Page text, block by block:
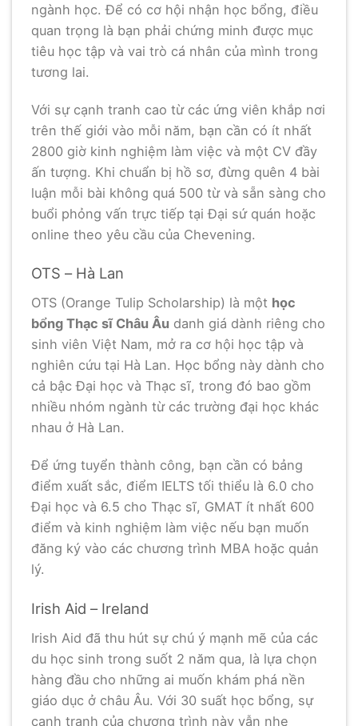
ngành học. Để có cơ hội nhận học bổng, điều
quan trọng là bạn phải chứng minh được mục
tiêu học tập và vai trò cá nhân của mình trong
tương lai.
Với sự cạnh tranh cao từ các ứng viên khắp nơi
trên thế giới vào mỗi năm, bạn cần có ít nhất
2800 giờ kinh nghiệm làm việc và một CV đầy
ấn tượng. Khi chuẩn bị hồ sơ, đừng quên 4 bài
luận mỗi bài không quá 500 từ và sẵn sàng cho
buổi phỏng vấn trực tiếp tại Đại sứ quán hoặc
online theo yêu cầu của Chevening.
OTS – Hà Lan
OTS (Orange Tulip Scholarship) là một học
bổng Thạc sĩ Châu Âu danh giá dành riêng cho
sinh viên Việt Nam, mở ra cơ hội học tập và
nghiên cứu tại Hà Lan. Học bổng này dành cho
cả bậc Đại học và Thạc sĩ, trong đó bao gồm
nhiều nhóm ngành từ các trường đại học khác
nhau ở Hà Lan.
Để ứng tuyển thành công, bạn cần có bảng
điểm xuất sắc, điểm IELTS tối thiểu là 6.0 cho
Đại học và 6.5 cho Thạc sĩ, GMAT ít nhất 600
điểm và kinh nghiệm làm việc nếu bạn muốn
đăng ký vào các chương trình MBA hoặc quản
lý.
Irish Aid – Ireland
Irish Aid đã thu hút sự chú ý mạnh mẽ của các
du học sinh trong suốt 2 năm qua, là lựa chọn
hàng đầu cho những ai muốn khám phá nền
giáo dục ở châu Âu. Với 30 suất học bổng, sự
cạnh tranh của chương trình này vẫn nhẹ